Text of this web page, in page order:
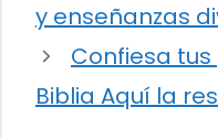
y enseñanzas
Confiesa
Biblia Aquí la